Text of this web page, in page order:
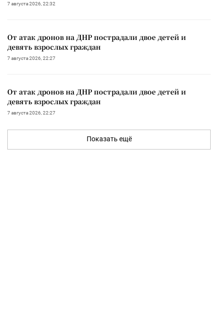
7 августа 2026, 22:32
От атак дронов на ДНР пострадали двое детей и
девять взрослых граждан
7 августа 2026, 22:27
От атак дронов на ДНР пострадали двое детей и
девять взрослых граждан
7 августа 2026, 22:27
Показать ещё